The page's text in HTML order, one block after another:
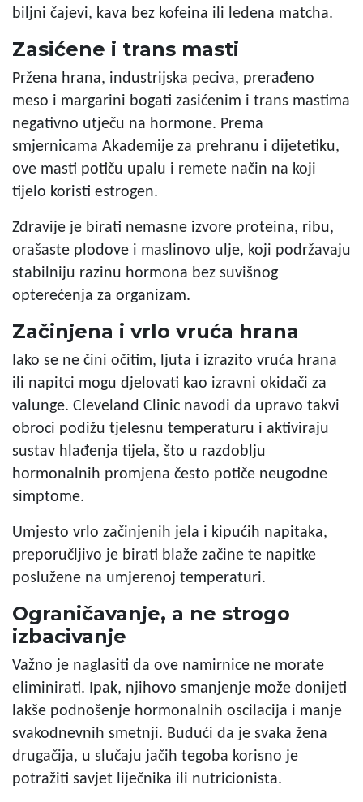
biljni čajevi, kava bez kofeina ili ledena matcha.
Zasićene i trans masti
Pržena hrana, industrijska peciva, prerađeno
meso i margarini bogati zasićenim i trans mastima
negativno utječu na hormone. Prema
smjernicama Akademije za prehranu i dijetetiku,
ove masti potiču upalu i remete način na koji
tijelo koristi estrogen.
Zdravije je birati nemasne izvore proteina, ribu,
orašaste plodove i maslinovo ulje, koji podržavaju
stabilniju razinu hormona bez suvišnog
opterećenja za organizam.
Začinjena i vrlo vruća hrana
Iako se ne čini očitim, ljuta i izrazito vruća hrana
ili napitci mogu djelovati kao izravni okidači za
valunge. Cleveland Clinic navodi da upravo takvi
obroci podižu tjelesnu temperaturu i aktiviraju
sustav hlađenja tijela, što u razdoblju
hormonalnih promjena često potiče neugodne
simptome.
Umjesto vrlo začinjenih jela i kipućih napitaka,
preporučljivo je birati blaže začine te napitke
poslužene na umjerenoj temperaturi.
Ograničavanje, a ne strogo
izbacivanje
Važno je naglasiti da ove namirnice ne morate
eliminirati. Ipak, njihovo smanjenje može donijeti
lakše podnošenje hormonalnih oscilacija i manje
svakodnevnih smetnji. Budući da je svaka žena
drugačija, u slučaju jačih tegoba korisno je
potražiti savjet liječnika ili nutricionista.